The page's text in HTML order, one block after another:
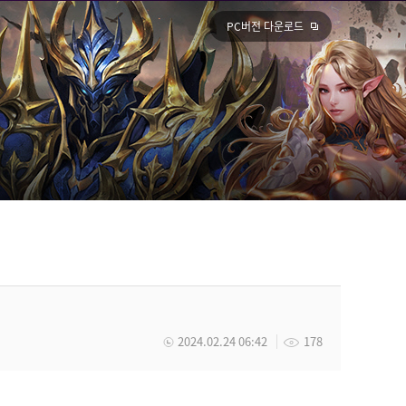
PC버전 다운로드
178
2024.02.24 06:42